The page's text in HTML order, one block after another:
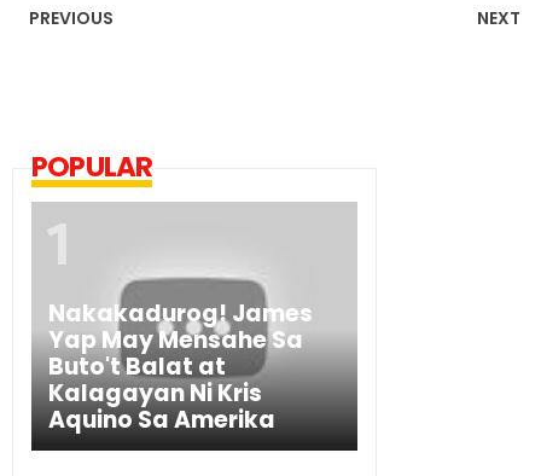
PREVIOUS NEXT
POPULAR
Nakakadurog! James
Yap May Mensahe Sa
Buto't Balat at
Kalagayan Ni Kris
Aquino Sa Amerika